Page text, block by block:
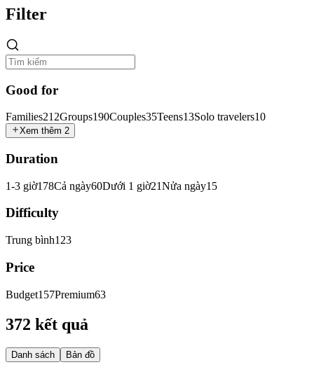
Filter
Good for
Families212Groups190Couples35Teens13Solo travelers10
Xem thêm 2
Duration
1-3 giờ178Cả ngày60Dưới 1 giờ21Nửa ngày15
Difficulty
Trung bình123
Price
Budget157Premium63
372 kết quả
Danh sách Bản đồ